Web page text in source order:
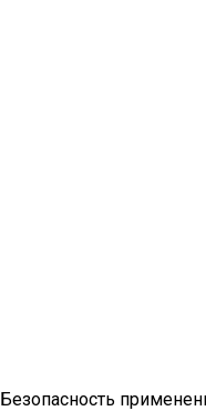
Безопасность